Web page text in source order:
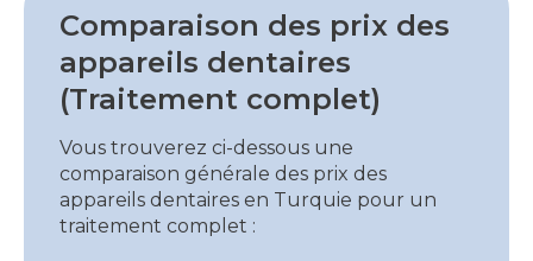
Comparaison des prix des
appareils dentaires
(Traitement complet)
Vous trouverez ci-dessous une
comparaison générale des prix des
appareils dentaires en Turquie pour un
traitement complet :